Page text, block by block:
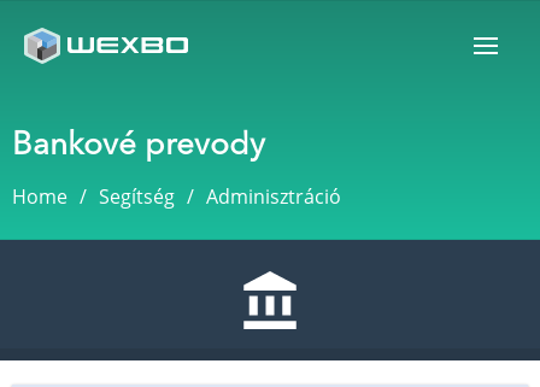
Bankové prevody
Home Segítség Adminisztráció